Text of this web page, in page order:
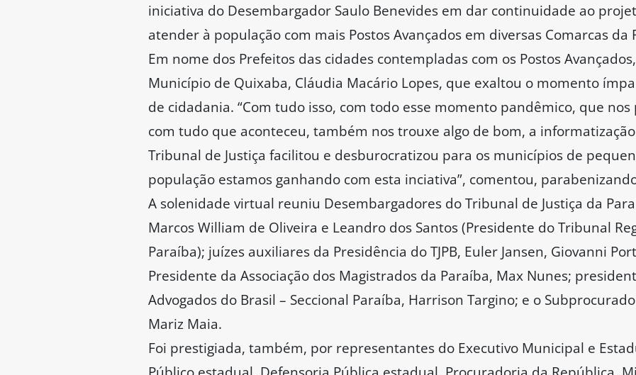
iniciativa do Desembargador Saulo Benevides em dar continuidade ao
atender à população com mais Postos Avançados em diversas Comarcas da
Em nome dos Prefeitos das cidades contempladas com os Postos
Município de Quixaba, Cláudia Macário Lopes, que exaltou o momento
de cidadania. “Com tudo isso, com todo esse momento pandêmico, que
com tudo que aconteceu, também nos trouxe algo de bom, a
Tribunal de Justiça facilitou e desburocratizou para os municípios de
população estamos ganhando com esta inciativa”, comentou, parabenizando
A solenidade virtual reuniu Desembargadores do Tribunal de Justiça da
Marcos William de Oliveira e Leandro dos Santos (Presidente do Tribunal
Paraíba); juízes auxiliares da Presidência do TJPB, Euler Jansen, Giovanni
Presidente da Associação dos Magistrados da Paraíba, Max Nunes;
Advogados do Brasil – Seccional Paraíba, Harrison Targino; e o
Mariz Maia.
Foi prestigiada, também, por representantes do Executivo Municipal e